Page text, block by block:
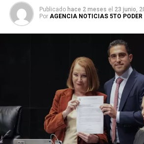
Publicado hace 2 meses el 23 junio,
Por AGENCIA NOTICIAS 5TO PODER